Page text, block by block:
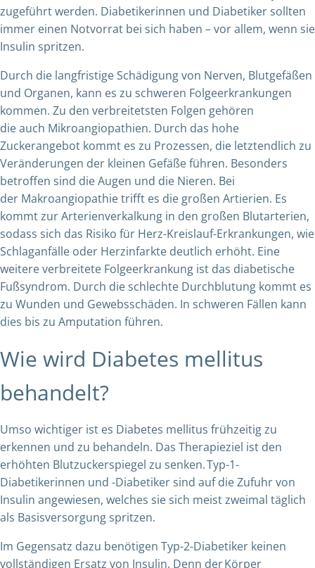
zugeführt werden. Diabetikerinnen und Diabetiker sollten
immer einen Notvorrat bei sich haben – vor allem, wenn sie
Insulin spritzen.
Durch die langfristige Schädigung von Nerven, Blutgefäßen
und Organen, kann es zu schweren Folgeerkrankungen
kommen. Zu den verbreitetsten Folgen gehören
die auch Mikroangiopathien. Durch das hohe
Zuckerangebot kommt es zu Prozessen, die letztendlich zu
Veränderungen der kleinen Gefäße führen. Besonders
betroffen sind die Augen und die Nieren. Bei
der Makroangiopathie trifft es die großen Artierien. Es
kommt zur Arterienverkalkung in den großen Blutarterien,
sodass sich das Risiko für Herz-Kreislauf-Erkrankungen, wie
Schlaganfälle oder Herzinfarkte deutlich erhöht. Eine
weitere verbreitete Folgeerkrankung ist das diabetische
Fußsyndrom. Durch die schlechte Durchblutung kommt es
zu Wunden und Gewebsschäden. In schweren Fällen kann
dies bis zu Amputation führen.
Wie wird Diabetes mellitus
behandelt?
Umso wichtiger ist es Diabetes mellitus frühzeitig zu
erkennen und zu behandeln. Das Therapieziel ist den
erhöhten Blutzuckerspiegel zu senken. Typ-1-
Diabetikerinnen und -Diabetiker sind auf die Zufuhr von
Insulin angewiesen, welches sie sich meist zweimal täglich
als Basisversorgung spritzen.
Im Gegensatz dazu benötigen Typ-2-Diabetiker keinen
vollständigen Ersatz von Insulin. Denn der Körper